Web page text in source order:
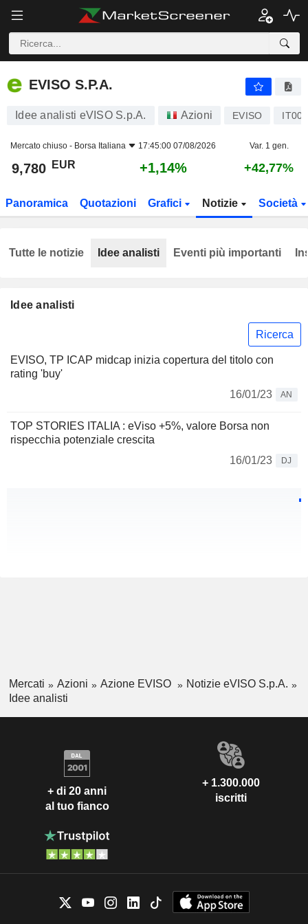
EVISO S.P.A.
EVISO S.P.A.
Idee analisti eVISO S.p.A. Azioni EVISO
Mercato chiuso - Borsa Italiana 17:45:00 07/08/2026 Var. 1 gen.
9,780 EUR +1,14% +42,77%
Panoramica Quotazioni Grafici Notizie Società
Idee analisti
Ricerca
EVISO, TP ICAP midcap inizia copertura del titolo con
rating 'buy'
16/01/23
AN
TOP STORIES ITALIA : eViso +5%, valore Borsa non
rispecchia potenziale crescita
16/01/23
DJ
Tutte le notizie Idee analisti Eventi più importanti
Mercati Azioni Azione EVISO
Notizie eVISO S.p.A.
Idee analisti
+ di 20 anni
al tuo fianco
+ 1.300.000
iscritti